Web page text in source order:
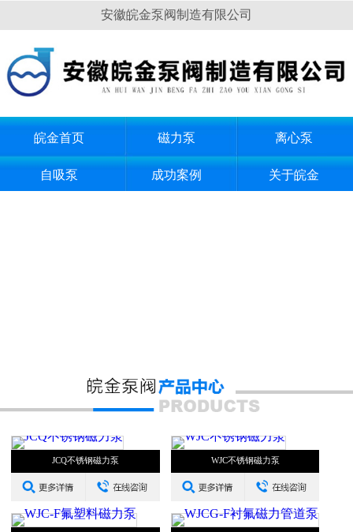
安徽皖金泵阀制造有限公司
皖金首页 磁力泵 离心泵
自吸泵 成功案例 关于皖金
JCQ不锈钢磁力泵 WJC不锈钢磁力泵